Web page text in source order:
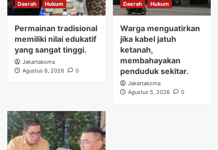
Daerah Hukum
Permainan tradisional
memiliki nilai edukatif
yang sangat tinggi.
Jakartakoma
Agustus 6, 2026
0
Daerah Hukum
Warga menguatirkan
jika kabel jatuh
ketanah,
membahayakan
penduduk sekitar.
Jakartakoma
Agustus 5, 2026
0